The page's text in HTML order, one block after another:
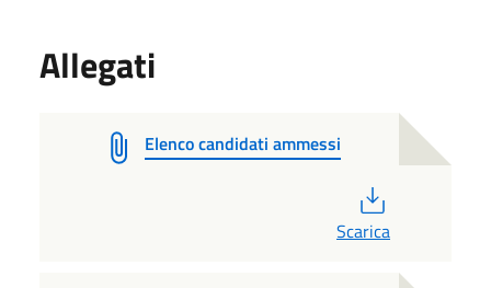
Allegati
Elenco candidati ammessi
Scarica